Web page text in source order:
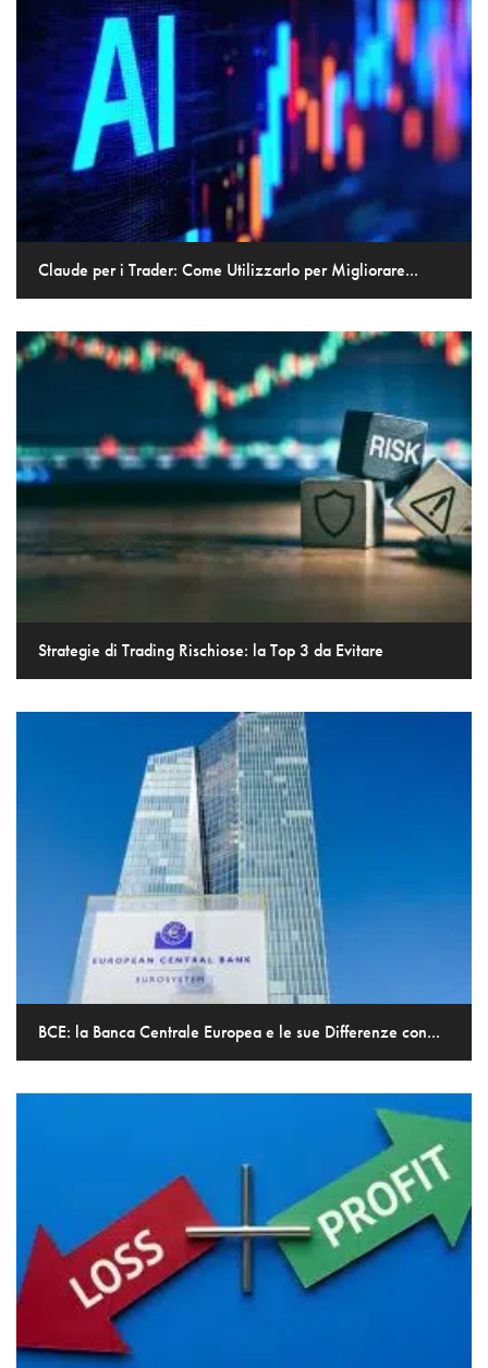
Claude per i Trader: Come Utilizzarlo per Migliorare...
Strategie di Trading Rischiose: la Top 3 da Evitare
BCE: la Banca Centrale Europea e le sue Differenze con...